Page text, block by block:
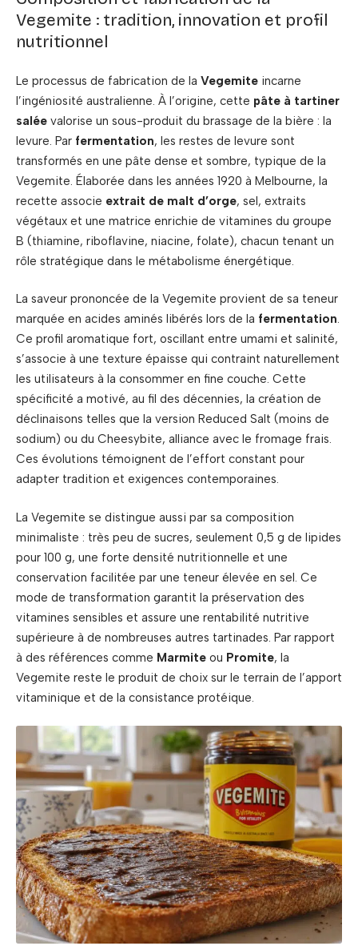
Vegemite : tradition, innovation et profil
nutritionnel
Le processus de fabrication de la Vegemite incarne
l’ingéniosité australienne. À l’origine, cette pâte à tartiner
salée valorise un sous-produit du brassage de la bière : la
levure. Par fermentation, les restes de levure sont
transformés en une pâte dense et sombre, typique de la
Vegemite. Élaborée dans les années 1920 à Melbourne, la
recette associe extrait de malt d’orge, sel, extraits
végétaux et une matrice enrichie de vitamines du groupe
B (thiamine, riboflavine, niacine, folate), chacun tenant un
rôle stratégique dans le métabolisme énergétique.
La saveur prononcée de la Vegemite provient de sa teneur
marquée en acides aminés libérés lors de la fermentation.
Ce profil aromatique fort, oscillant entre umami et salinité,
s’associe à une texture épaisse qui contraint naturellement
les utilisateurs à la consommer en fine couche. Cette
spécificité a motivé, au fil des décennies, la création de
déclinaisons telles que la version Reduced Salt (moins de
sodium) ou du Cheesybite, alliance avec le fromage frais.
Ces évolutions témoignent de l’effort constant pour
adapter tradition et exigences contemporaines.
La Vegemite se distingue aussi par sa composition
minimaliste : très peu de sucres, seulement 0,5 g de lipides
pour 100 g, une forte densité nutritionnelle et une
conservation facilitée par une teneur élevée en sel. Ce
mode de transformation garantit la préservation des
vitamines sensibles et assure une rentabilité nutritive
supérieure à de nombreuses autres tartinades. Par rapport
à des références comme Marmite ou Promite, la
Vegemite reste le produit de choix sur le terrain de l’apport
vitaminique et de la consistance protéique.